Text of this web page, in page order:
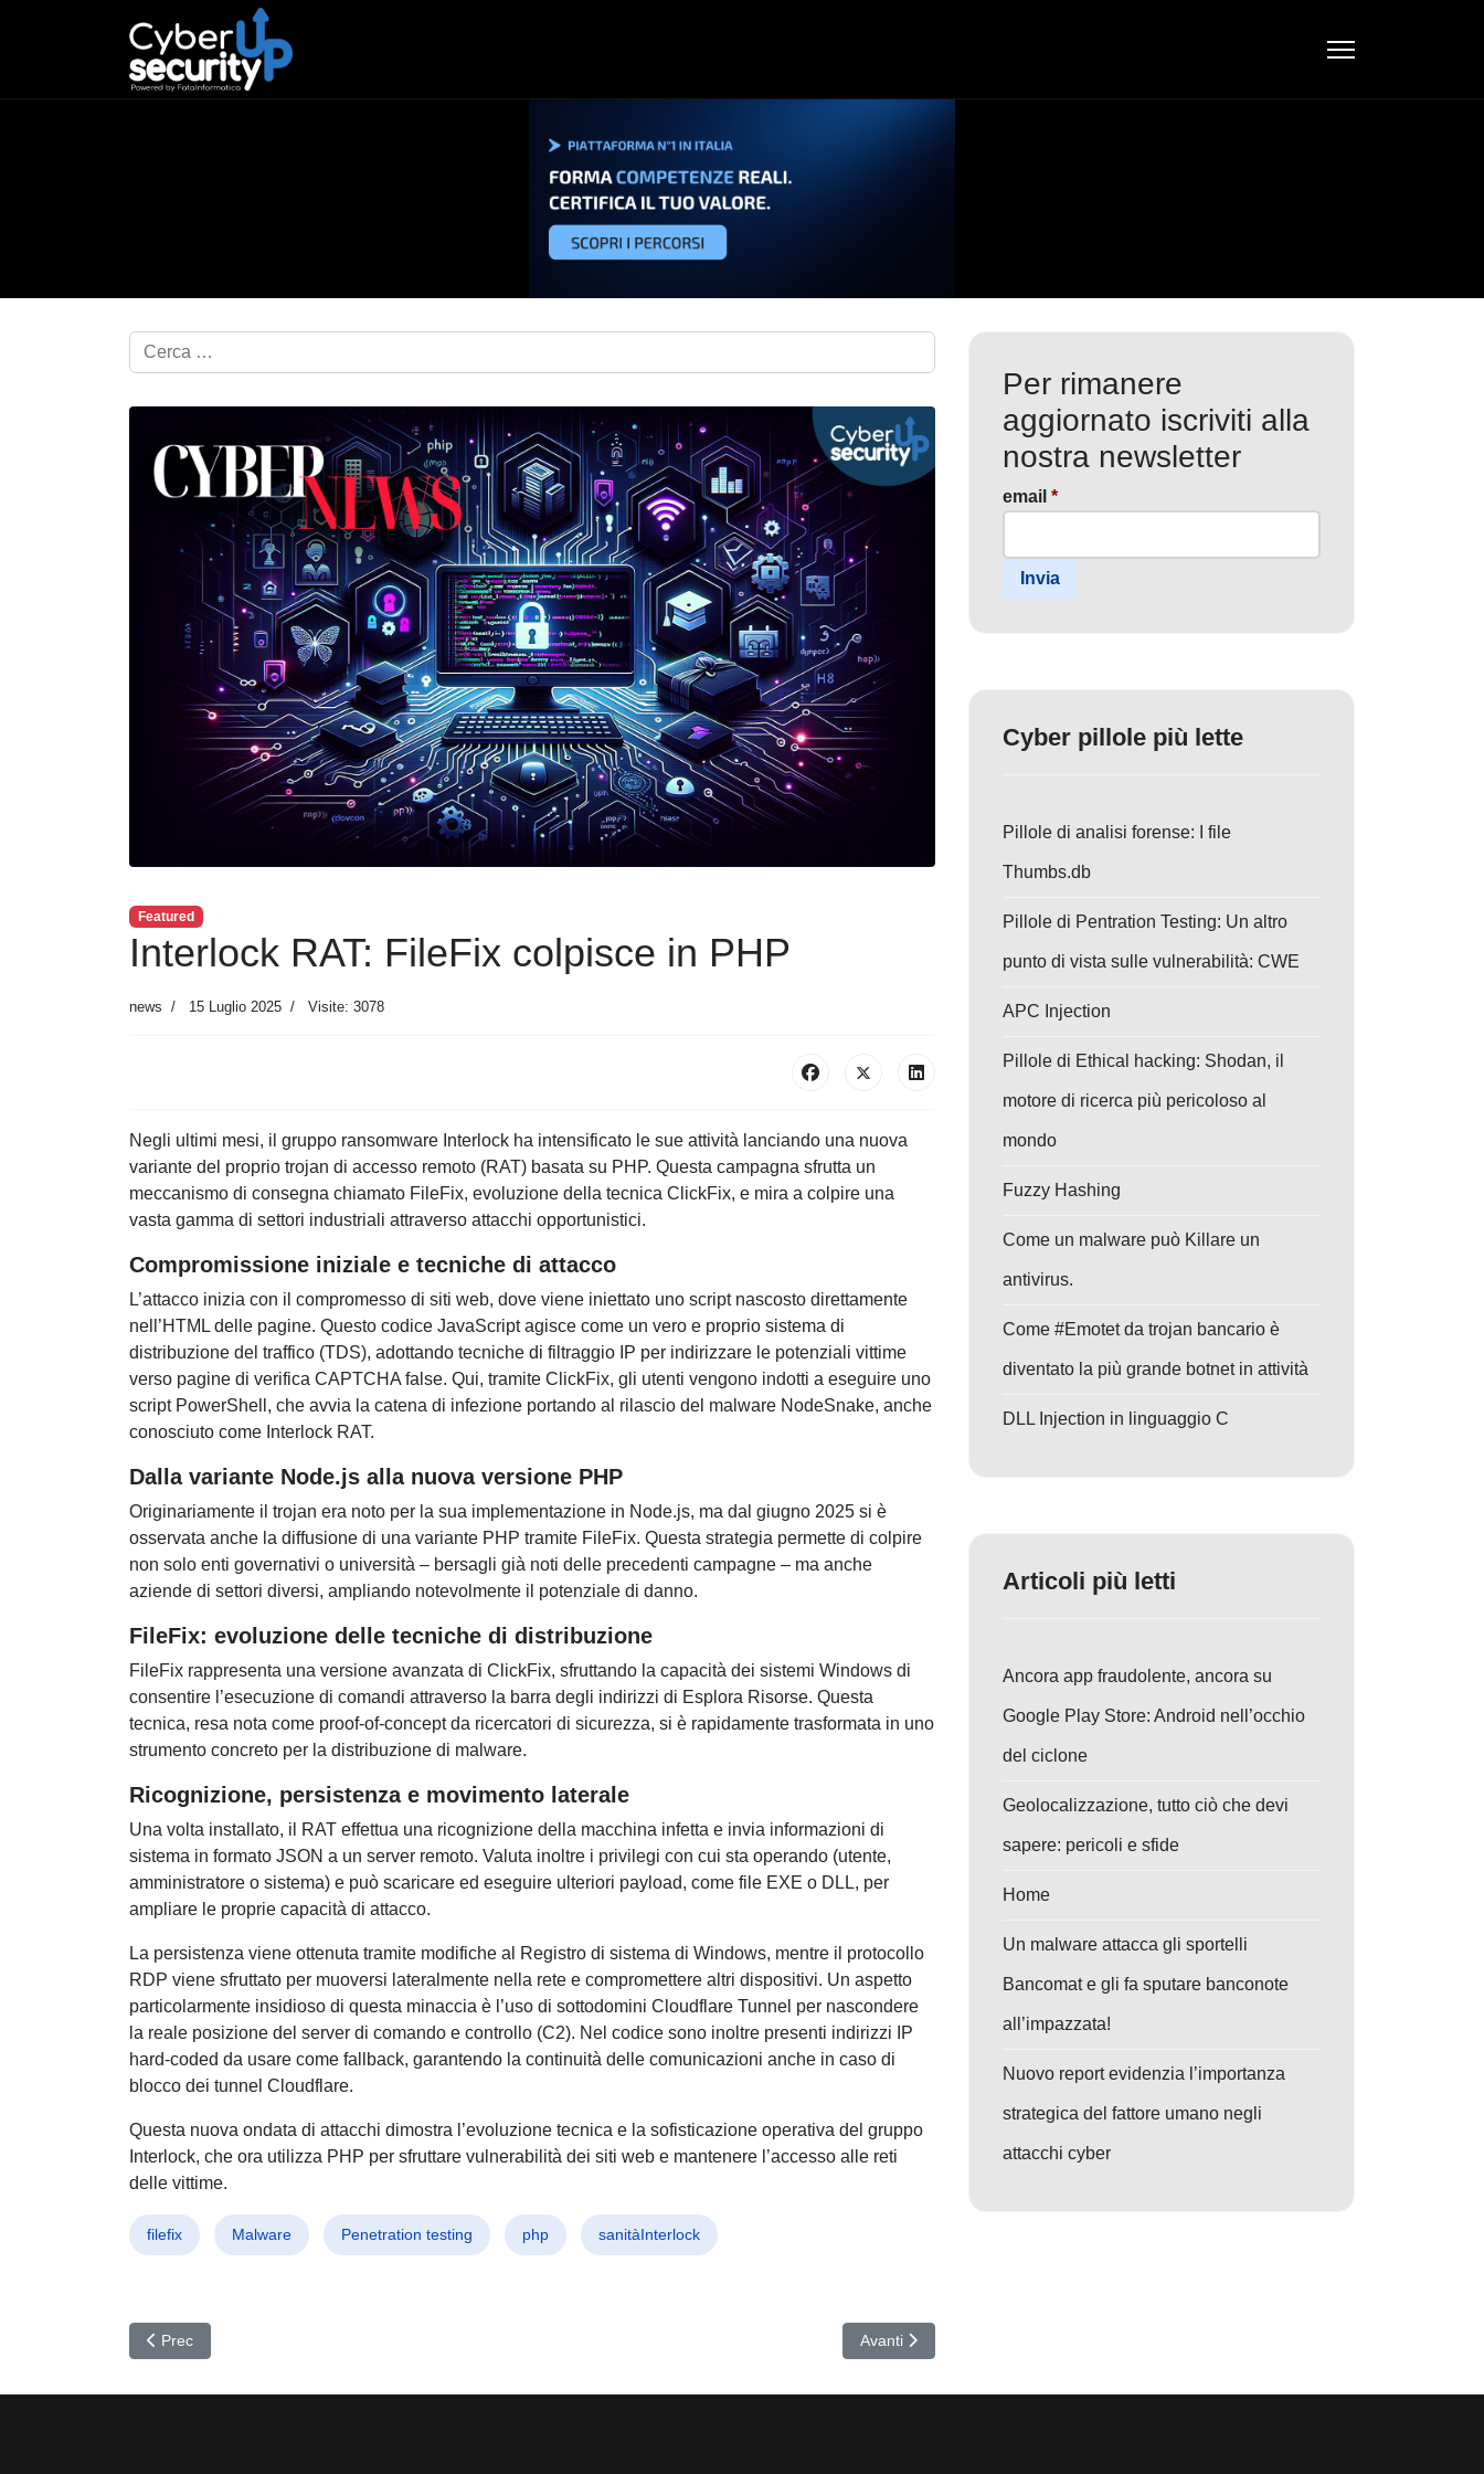
Cerca nel blog...
Featured
Interlock RAT: FileFix colpisce in PHP
news 15 Luglio 2025 Visite: 3078
Negli ultimi mesi, il gruppo ransomware Interlock ha intensificato le sue attività lanciando una nuova
variante del proprio trojan di accesso remoto (RAT) basata su PHP. Questa campagna sfrutta un
meccanismo di consegna chiamato FileFix, evoluzione della tecnica ClickFix, e mira a colpire una
vasta gamma di settori industriali attraverso attacchi opportunistici.
Compromissione iniziale e tecniche di attacco
L’attacco inizia con il compromesso di siti web, dove viene iniettato uno script nascosto direttamente
nell’HTML delle pagine. Questo codice JavaScript agisce come un vero e proprio sistema di
distribuzione del traffico (TDS), adottando tecniche di filtraggio IP per indirizzare le potenziali vittime
verso pagine di verifica CAPTCHA false. Qui, tramite ClickFix, gli utenti vengono indotti a eseguire uno
script PowerShell, che avvia la catena di infezione portando al rilascio del malware NodeSnake, anche
conosciuto come Interlock RAT.
Dalla variante Node.js alla nuova versione PHP
Originariamente il trojan era noto per la sua implementazione in Node.js, ma dal giugno 2025 si è
osservata anche la diffusione di una variante PHP tramite FileFix. Questa strategia permette di colpire
non solo enti governativi o università – bersagli già noti delle precedenti campagne – ma anche
aziende di settori diversi, ampliando notevolmente il potenziale di danno.
FileFix: evoluzione delle tecniche di distribuzione
FileFix rappresenta una versione avanzata di ClickFix, sfruttando la capacità dei sistemi Windows di
consentire l’esecuzione di comandi attraverso la barra degli indirizzi di Esplora Risorse. Questa
tecnica, resa nota come proof-of-concept da ricercatori di sicurezza, si è rapidamente trasformata in uno
strumento concreto per la distribuzione di malware.
Ricognizione, persistenza e movimento laterale
Una volta installato, il RAT effettua una ricognizione della macchina infetta e invia informazioni di
sistema in formato JSON a un server remoto. Valuta inoltre i privilegi con cui sta operando (utente,
amministratore o sistema) e può scaricare ed eseguire ulteriori payload, come file EXE o DLL, per
ampliare le proprie capacità di attacco.
La persistenza viene ottenuta tramite modifiche al Registro di sistema di Windows, mentre il protocollo
RDP viene sfruttato per muoversi lateralmente nella rete e compromettere altri dispositivi. Un aspetto
particolarmente insidioso di questa minaccia è l’uso di sottodomini Cloudflare Tunnel per nascondere
la reale posizione del server di comando e controllo (C2). Nel codice sono inoltre presenti indirizzi IP
hard-coded da usare come fallback, garantendo la continuità delle comunicazioni anche in caso di
blocco dei tunnel Cloudflare.
Questa nuova ondata di attacchi dimostra l’evoluzione tecnica e la sofisticazione operativa del gruppo
Interlock, che ora utilizza PHP per sfruttare vulnerabilità dei siti web e mantenere l’accesso alle reti
delle vittime.
filefix Malware Penetration testing php sanitàInterlock
Articolo precedente: Cybersecurity 2025: L’AI è la Nuova Frontiera per il Lavoro, e Chi Non Si Aggiorna Rischia Grosso
Prec Articolo successivo: Cybercrime Scatenato: Hacker arrestati, falle Bluetooth nei veicoli e
Avanti
Per rimanere
aggiornato iscriviti alla
nostra newsletter
email *
Invia
Cyber pillole più lette
Pillole di analisi forense: I file
Thumbs.db
Pillole di Pentration Testing: Un altro
punto di vista sulle vulnerabilità: CWE
APC Injection
Pillole di Ethical hacking: Shodan, il
motore di ricerca più pericoloso al
mondo
Fuzzy Hashing
Come un malware può Killare un
antivirus.
Come #Emotet da trojan bancario è
diventato la più grande botnet in attività
DLL Injection in linguaggio C
Articoli più letti
Ancora app fraudolente, ancora su
Google Play Store: Android nell’occhio
del ciclone
Geolocalizzazione, tutto ciò che devi
sapere: pericoli e sfide
Home
Un malware attacca gli sportelli
Bancomat e gli fa sputare banconote
all’impazzata!
Nuovo report evidenzia l’importanza
strategica del fattore umano negli
attacchi cyber